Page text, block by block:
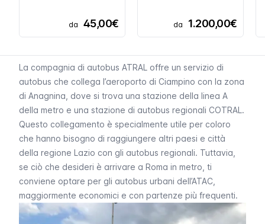
da 45,00€ da 1.200,00€
La compagnia di autobus ATRAL offre un servizio di
autobus che collega l’aeroporto di Ciampino con la zona
di Anagnina, dove si trova una stazione della linea A
della metro e una stazione di autobus regionali COTRAL.
Questo collegamento è specialmente utile per coloro
che hanno bisogno di raggiungere altri paesi e città
della regione Lazio con gli autobus regionali. Tuttavia,
se ciò che desideri è arrivare a Roma in metro, ti
conviene optare per gli autobus urbani dell’ATAC
maggiormente economici e con partenze più frequenti.